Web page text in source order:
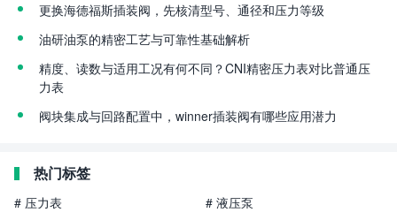
更换海德福斯插装阀，先核清型号、通径和压力等级
油研油泵的精密工艺与可靠性基础解析
精度、读数与适用工况有何不同？CNI精密压力表对比普通压
力表
阀块集成与回路配置中，winner插装阀有哪些应用潜力
热门标签
# 压力表
# 液压泵